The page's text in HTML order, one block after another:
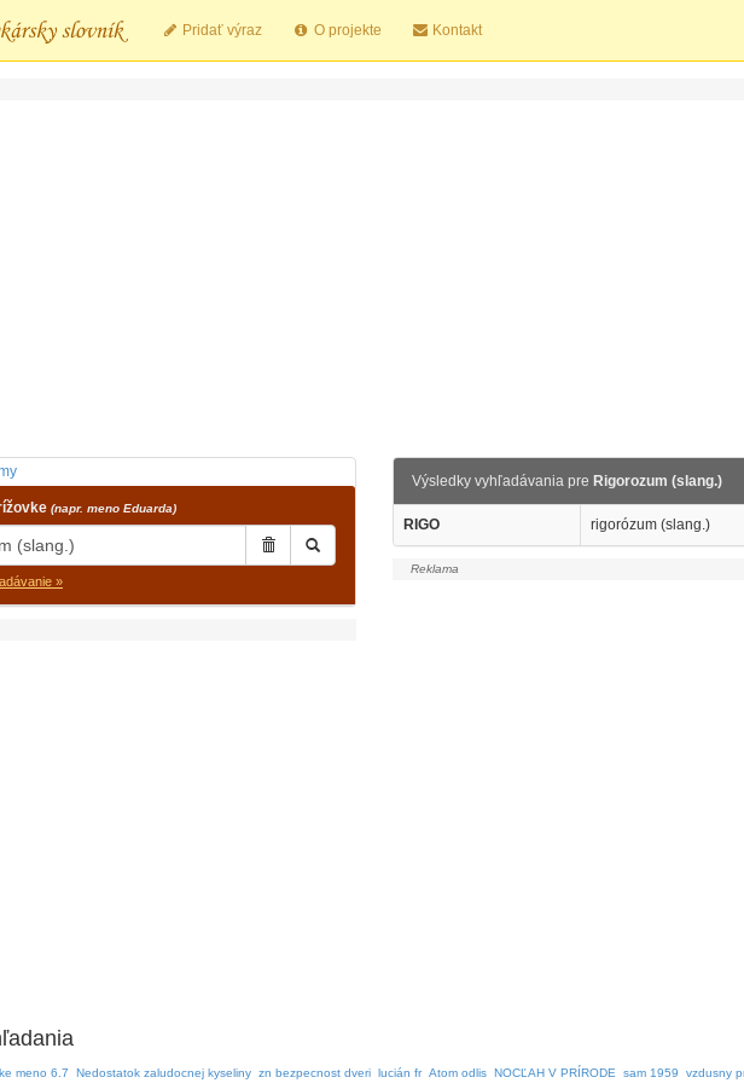
Pridať výraz O projekte Kontakt
(napr. meno Eduarda)
»
Výsledky vyhľadávania pre Rigorozum (slang.)
RIGO rigorózum (slang.)
meno 6.7 Nedostatok zaludocnej kyseliny zn bezpecnost dveri lucián fr Atom odlis NOCĽAH V PRÍRODE sam 1959 vzdusny